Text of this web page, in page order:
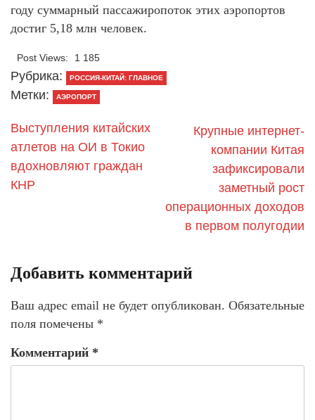
году суммарный пассажиропоток этих аэропортов
достиг 5,18 млн человек.
Post Views: 1 185
Рубрика: РОССИЯ-КИТАЙ: ГЛАВНОЕ
Метки: АЭРОПОРТ
Выступления китайских
атлетов на ОИ в Токио
вдохновляют граждан
КНР
Крупные интернет-
компании Китая
зафиксировали
заметный рост
операционных доходов
в первом полугодии
Добавить комментарий
Ваш адрес email не будет опубликован. Обязательные
поля помечены *
Комментарий *